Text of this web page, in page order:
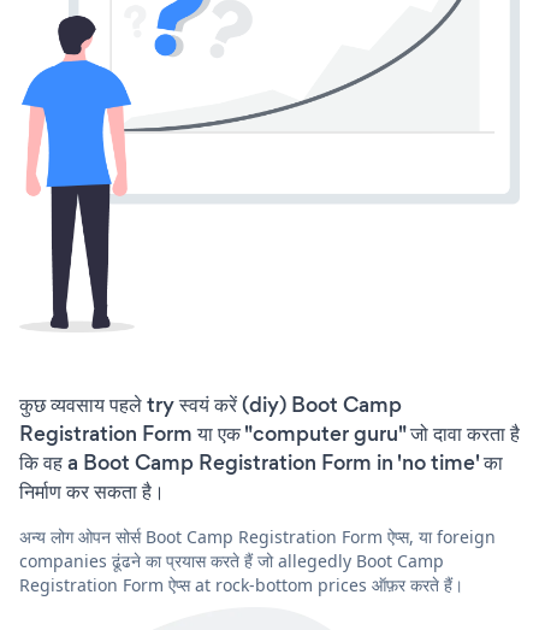
कुछ व्यवसाय पहले try स्वयं करें (diy) Boot Camp
Registration Form या एक "computer guru" जो दावा करता है
कि वह a Boot Camp Registration Form in 'no time' का
निर्माण कर सकता है।
अन्य लोग ओपन सोर्स Boot Camp Registration Form ऐप्स, या foreign
companies ढूंढने का प्रयास करते हैं जो allegedly Boot Camp
Registration Form ऐप्स at rock-bottom prices ऑफ़र करते हैं।